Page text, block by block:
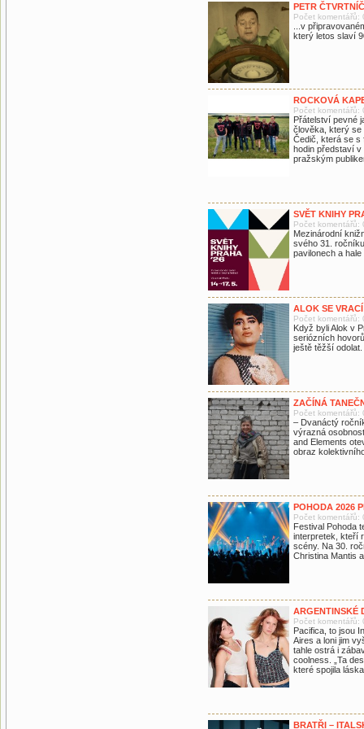
PETR
Počet komentářů:
...v
který letos slaví
ROCKOVÁ
Počet komentářů:
Přátelství pevné
člověka, který se
Čedič, která se s
hodin představí v
pražským
SVĚT KNIHY
Počet komentářů:
Mezinárodní
svého 31.
pavilonech a
ALOK SE
Počet komentářů:
Když byli Alok v
seriózních
ještě těžší odolat.
ZAČÍNÁ
Počet komentářů:
– Dvanáctý
výrazná
and Elements
obraz
POHODA 2026
Počet komentářů:
Festival Pohoda
interpretek, kteří
scény. Na 30.
Christina Mantis
ARGENTINSKÉ
Počet komentářů:
Pacifica, to jsou
Aires a loni jim
tahle ostrá i
coolness. „Ta
které spojila
BRATŘI –